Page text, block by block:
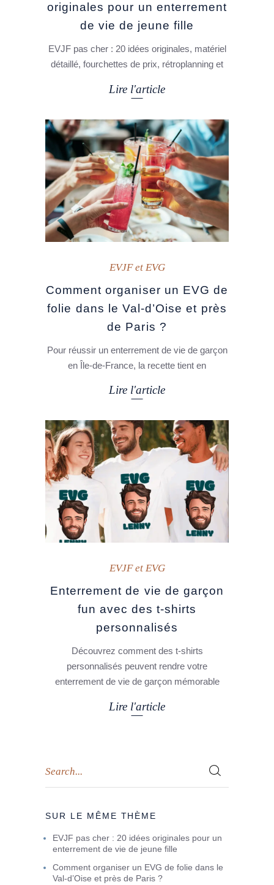
originales pour un enterrement
de vie de jeune fille
EVJF pas cher : 20 idées originales, matériel
détaillé, fourchettes de prix, rétroplanning et
Lire l'article
EVJF et EVG
Comment organiser un EVG de
folie dans le Val-d’Oise et près
de Paris ?
Pour réussir un enterrement de vie de garçon
en Île-de-France, la recette tient en
Lire l'article
EVJF et EVG
Enterrement de vie de garçon
fun avec des t-shirts
personnalisés
Découvrez comment des t-shirts
personnalisés peuvent rendre votre
enterrement de vie de garçon mémorable
Lire l'article
SUR LE MÊME THÈME
EVJF pas cher : 20 idées originales pour un
enterrement de vie de jeune fille
Comment organiser un EVG de folie dans le
Val-d’Oise et près de Paris ?